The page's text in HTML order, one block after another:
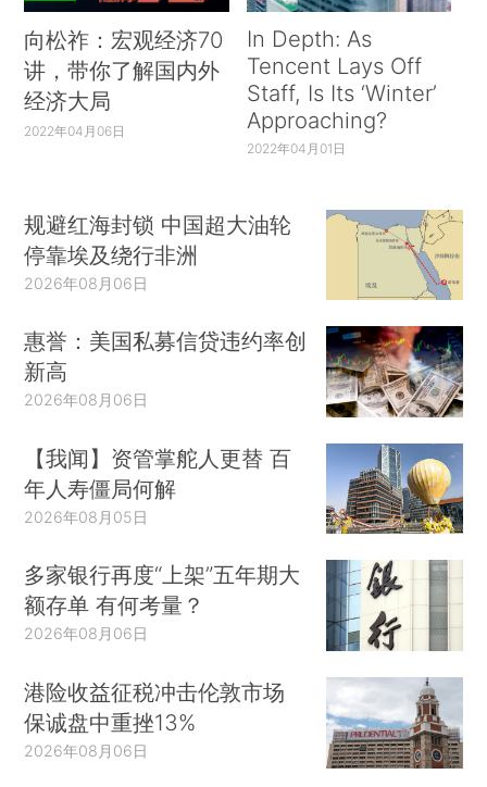
向松祚：宏观经济70
讲，带你了解国内外
经济大局
2022年04月06日
In Depth: As
Tencent Lays Off
Staff, Is Its ‘Winter’
Approaching?
2022年04月01日
规避红海封锁 中国超大油轮
停靠埃及绕行非洲
2026年08月06日
惠誉：美国私募信贷违约率创
新高
2026年08月06日
【我闻】资管掌舵人更替 百
年人寿僵局何解
2026年08月05日
多家银行再度“上架”五年期大
额存单 有何考量？
2026年08月06日
港险收益征税冲击伦敦市场
保诚盘中重挫13%
2026年08月06日